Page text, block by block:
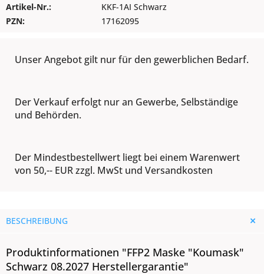
Artikel-Nr.:
KKF-1AI Schwarz
PZN:
17162095
Unser Angebot gilt nur für den gewerblichen Bedarf.
Der Verkauf erfolgt nur an Gewerbe, Selbständige
und Behörden.
Der Mindestbestellwert liegt bei einem Warenwert
von 50,-- EUR zzgl. MwSt und Versandkosten
BESCHREIBUNG
Produktinformationen "FFP2 Maske "Koumask"
Schwarz 08.2027 Herstellergarantie"